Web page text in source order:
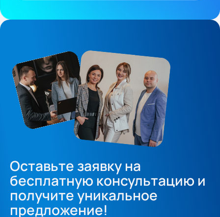
Оставьте заявку на
бесплатную консультацию и
получите уникальное
предложение!